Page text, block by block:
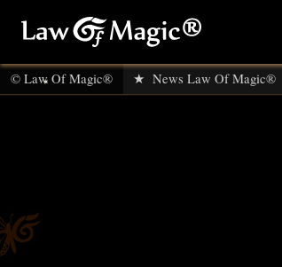
© Law Of Magic® ★ News Law Of Magic®